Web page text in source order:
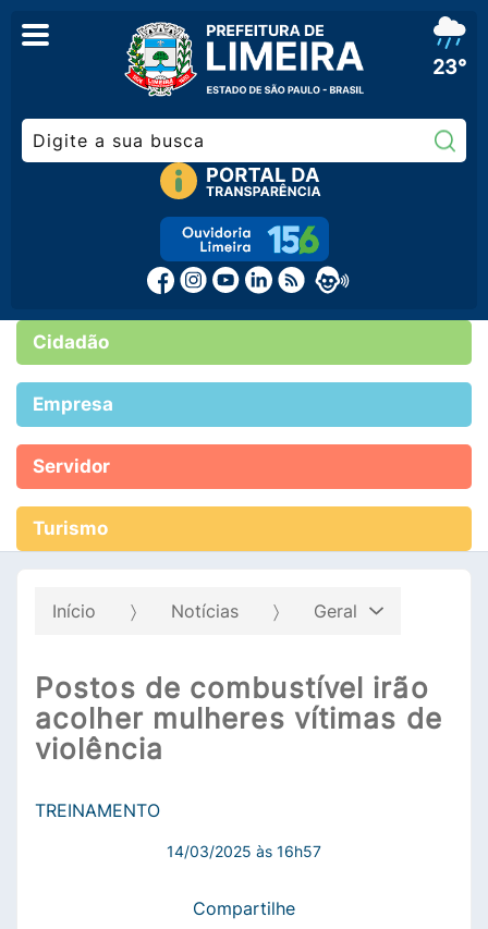
23°
Cidadão
Empresa
Servidor
Turismo
Início Notícias Geral
Postos de combustível irão
acolher mulheres vítimas de
violência
TREINAMENTO
14/03/2025 às 16h57
Compartilhe